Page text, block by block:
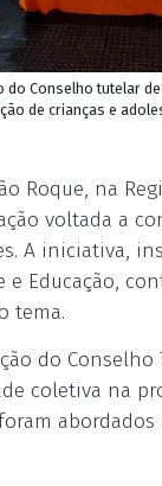
Conselho tutelar
de crianças e
Roque, na
voltada a
A iniciativa,
Educação,
tema.
do Conselho
coletiva na